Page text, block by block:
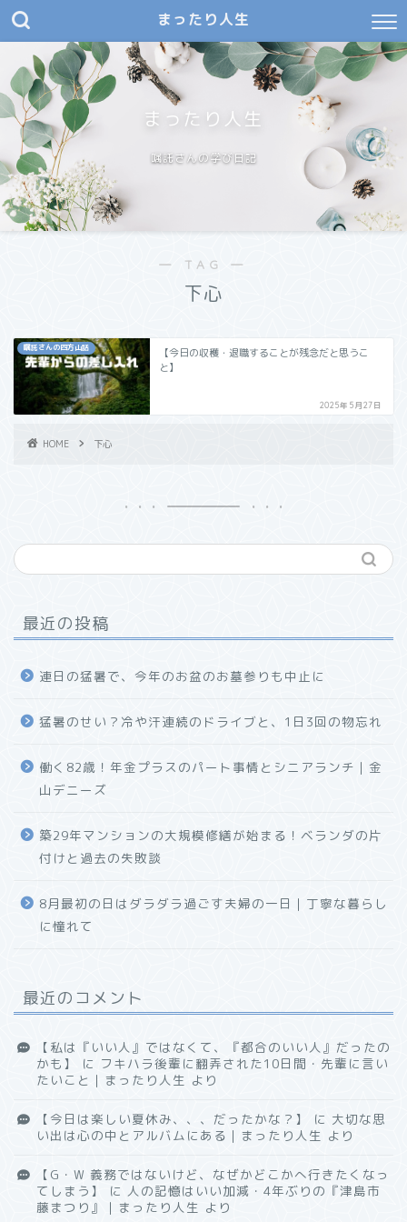
まったり人生
まったり人生
嘱託さんの学び日記
― TAG ―
下心
嘱託さんの四方山話
【今日の収穫・退職することが残念だと思うこ
と】
2025年5月27日
HOME 下心
最近の投稿
連日の猛暑で、今年のお盆のお墓参りも中止に
猛暑のせい？冷や汗連続のドライブと、1日3回の物忘れ
働く82歳！年金プラスのパート事情とシニアランチ｜金
山デニーズ
築29年マンションの大規模修繕が始まる！ベランダの片
付けと過去の失敗談
8月最初の日はダラダラ過ごす夫婦の一日｜丁寧な暮らし
に憧れて
最近のコメント
【私は『いい人』ではなくて、『都合のいい人』だったの
かも】
に フキハラ後輩に翻弄された10日間・先輩に言い
たいこと｜まったり人生 より
【今日は楽しい夏休み、、、だったかな？】 に 大切な思
い出は心の中とアルバムにある｜まったり人生 より
【G・W 義務ではないけど、なぜかどこかへ行きたくなっ
てしまう】
に 人の記憶はいい加減・4年ぶりの『津島市
藤まつり』｜まったり人生 より